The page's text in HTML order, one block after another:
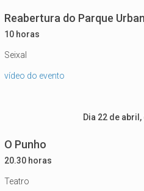
Reabertura do Parque
10 horas
Seixal
vídeo do evento
Dia 22 de
O Punho
20.30 horas
Teatro